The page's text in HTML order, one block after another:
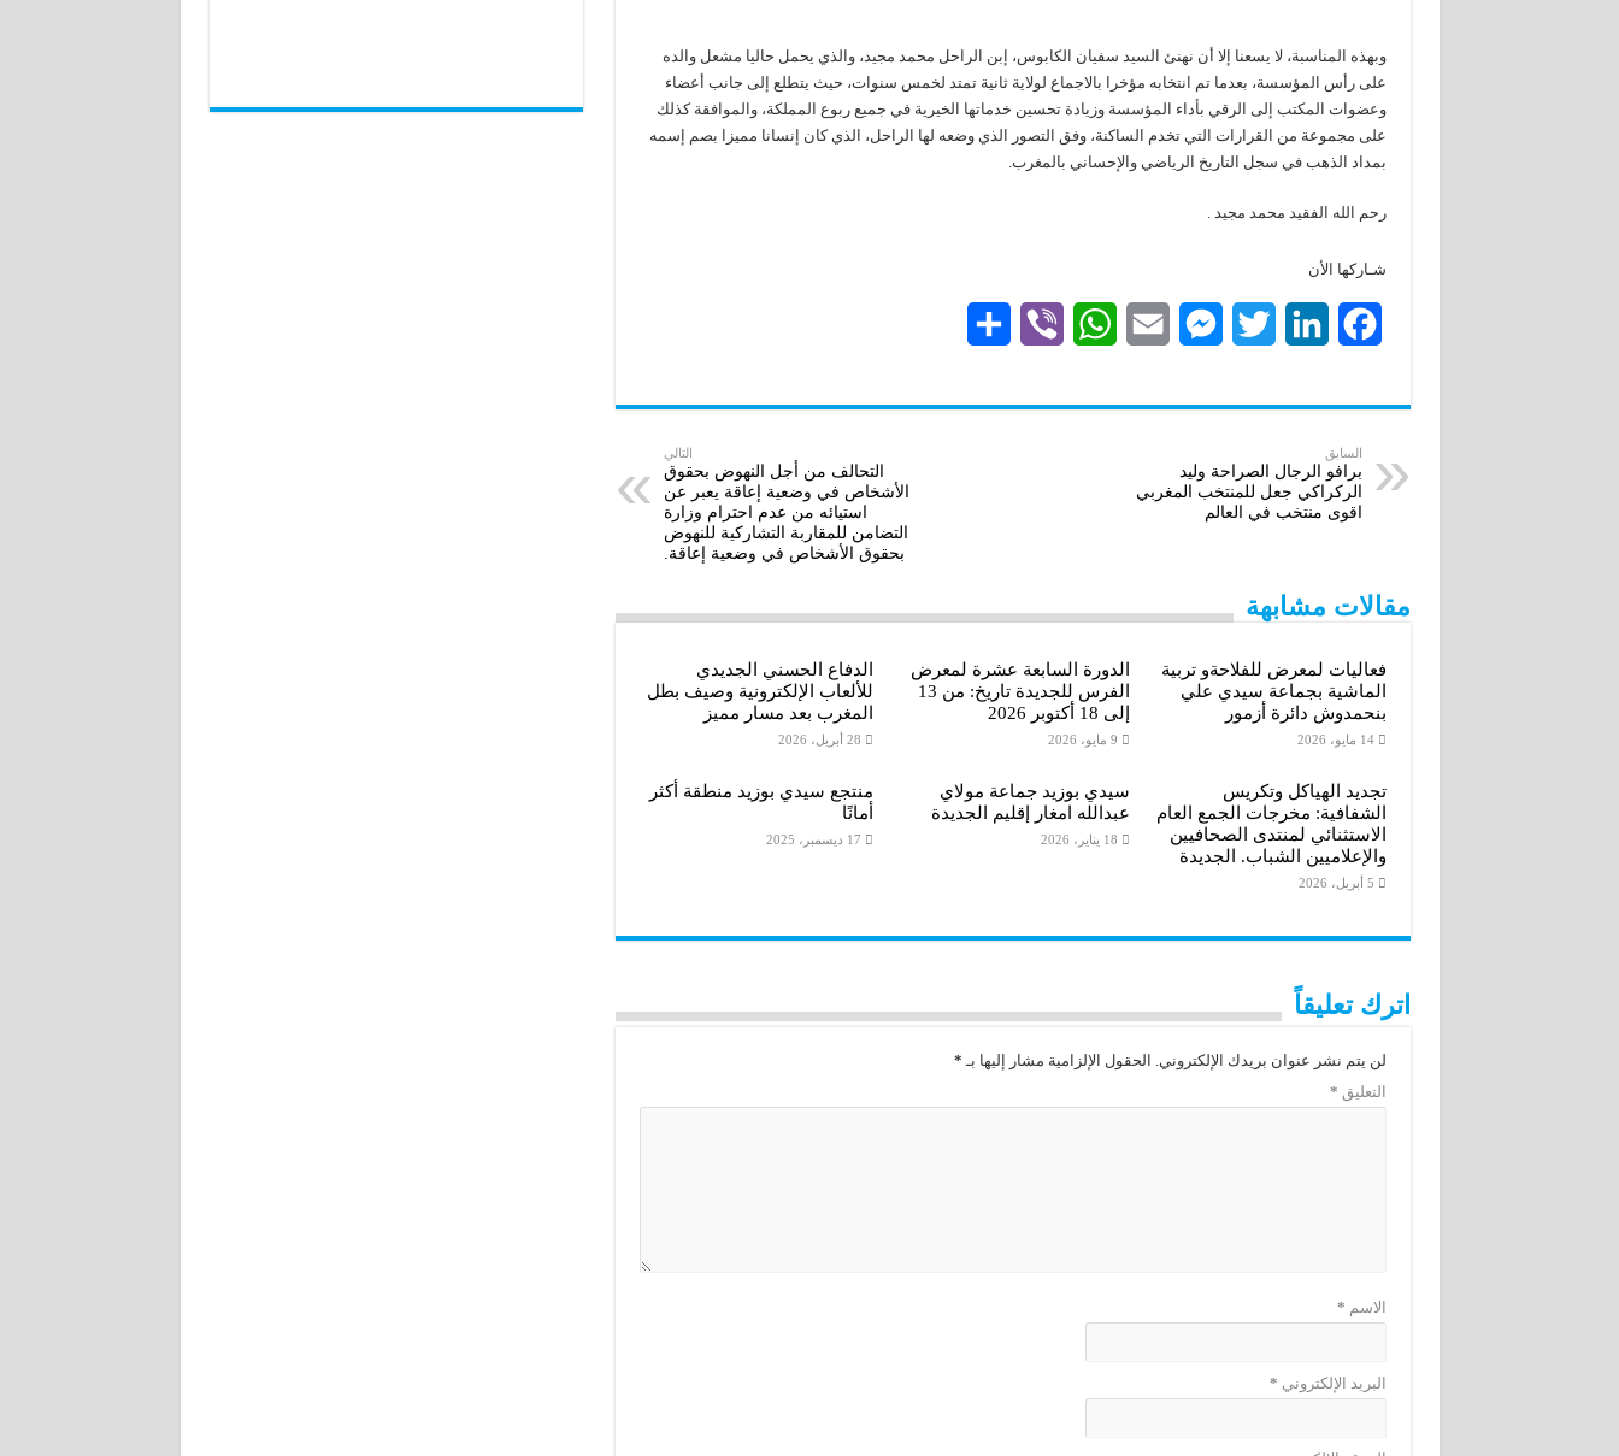
وبهذه المناسبة، لا يسعنا إلا أن نهنئ السيد سفيان الكابوس، إبن الراحل محمد مجيد، والذي يحمل حاليا مشعل والده
على رأس المؤسسة، بعدما تم انتخابه مؤخرا بالاجماع لولاية ثانية تمتد لخمس سنوات، حيث يتطلع إلى جانب أعضاء
وعضوات المكتب إلى الرقي بأداء المؤسسة وزيادة تحسين خدماتها الخيرية في جميع ربوع المملكة، والموافقة كذلك
على مجموعة من القرارات التي تخدم الساكنة، وفق التصور الذي وضعه لها الراحل، الذي كان إنسانا مميزا بصم إسمه
بمداد الذهب في سجل التاريخ الرياضي والإحساني بالمغرب.
رحم الله الفقيد محمد مجيد .
شـاركها الأن
c
e
b
n
e
i
t
M
s
e
e
r
a
W
a
p
b
a
السابق
برافو الرجال الصراحة وليد
الركراكي جعل للمنتخب المغربي
اقوى منتخب في العالم
التالي
التحالف من أجل النهوض بحقوق
الأشخاص في وضعية إعاقة يعبر عن
استيائه من عدم احترام وزارة
التضامن للمقاربة التشاركية للنهوض
بحقوق الأشخاص في وضعية إعاقة.
مقالات مشابهة
فعاليات لمعرض للفلاحةو تربية
الماشية بجماعة سيدي علي
بنحمدوش دائرة أزمور
14 مايو، 2026
الدورة السابعة عشرة لمعرض
الفرس للجديدة تاريخ: من 13
إلى 18 أكتوبر 2026
9 مايو، 2026
الدفاع الحسني الجديدي
للألعاب الإلكترونية وصيف بطل
المغرب بعد مسار مميز
28 أبريل، 2026
تجديد الهياكل وتكريس
الشفافية: مخرجات الجمع العام
الاستثنائي لمنتدى الصحافيين
والإعلاميين الشباب. الجديدة
5 أبريل، 2026
سيدي بوزيد جماعة مولاي
عبدالله امغار إقليم الجديدة
18 يناير، 2026
منتجع سيدي بوزيد منطقة أكثر
أمانًا
17 ديسمبر، 2025
اترك تعليقاً
لن يتم نشر عنوان بريدك الإلكتروني. الحقول الإلزامية مشار إليها بـ *
التعليق *
الاسم *
البريد الإلكتروني *